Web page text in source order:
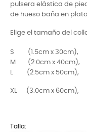
pulsera elástica de
de hueso baña en
Elige el tamaño del
S (1.5cm x 30cm),
M (2.0cm x 40cm),
L (2.5cm x 50cm),
XL (3.0cm x 60cm),
Talla: